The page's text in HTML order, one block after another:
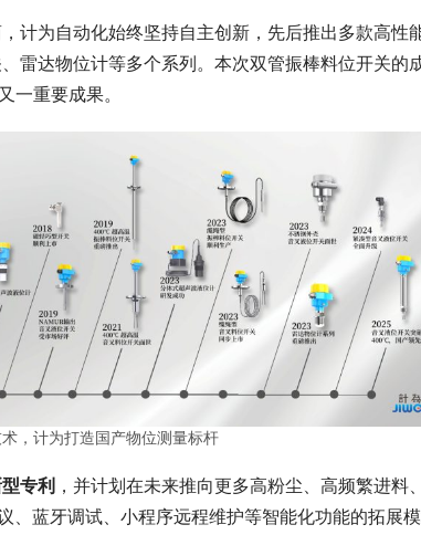
为自动化始终坚持自主创新，先后推出多款高性
雷达物位计等多个系列。本次双管振棒料位开关的
一重要成果。
，计为打造国产物位测量标杆
专利 ，并计划在未来推向更多高粉尘、高频繁进料
、蓝牙调试、小程序远程维护等智能化功能的拓展